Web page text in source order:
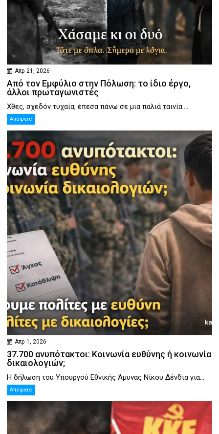
Απρ 21, 2026
Από τον Εμφύλιο στην Πόλωση: το ίδιο έργο,
άλλοι πρωταγωνιστές
Χθες, σχεδόν τυχαία, έπεσα πάνω σε μια παλιά ταινία....
Απόψεις
Απρ 1, 2026
37.700 ανυπότακτοι: Κοινωνία ευθύνης ή κοινωνία
δικαιολογιών;
Η δήλωση του Υπουργού Εθνικής Άμυνας Νίκου Δένδια για...
Απόψεις